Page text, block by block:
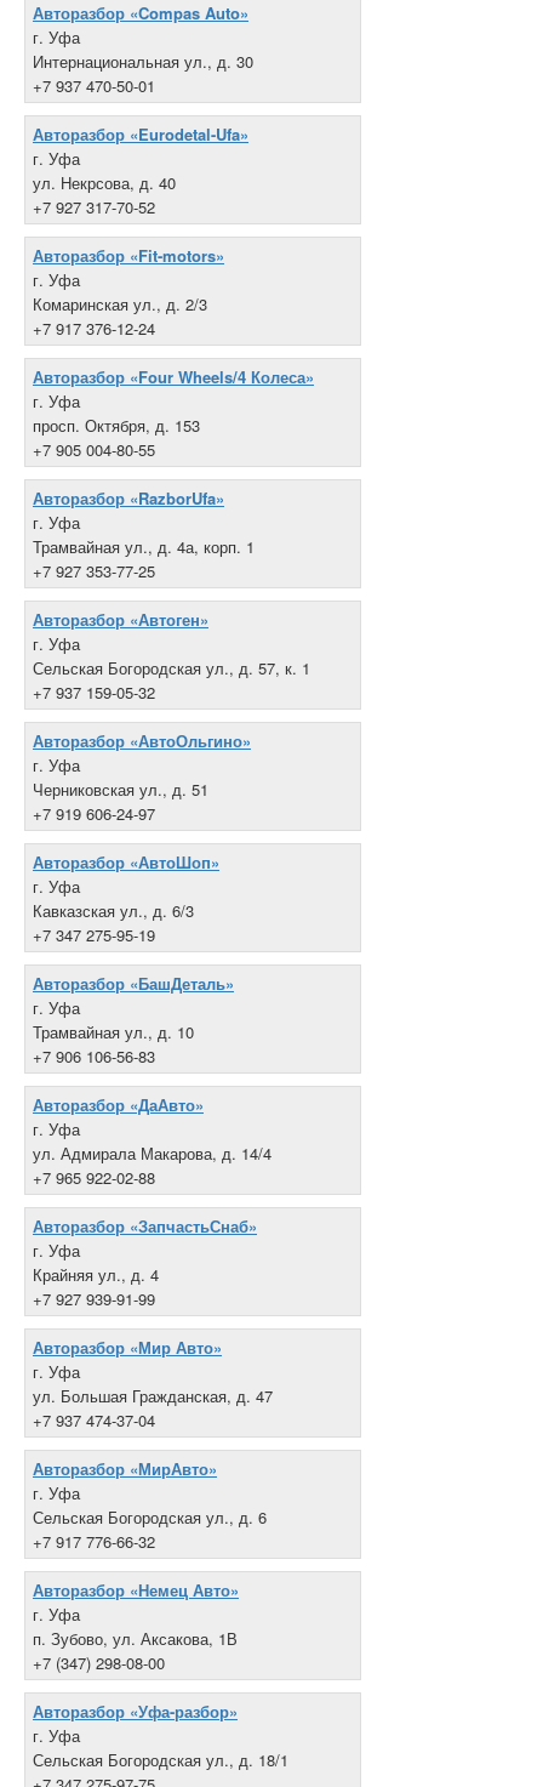
Авторазбор «Compas Auto»
г. Уфа
Интернациональная ул., д. 30
+7 937 470-50-01
Авторазбор «Eurodetal-Ufa»
г. Уфа
ул. Некрсова, д. 40
+7 927 317-70-52
Авторазбор «Fit-motors»
г. Уфа
Комаринская ул., д. 2/3
+7 917 376-12-24
Авторазбор «Four Wheels/4 Колеса»
г. Уфа
просп. Октября, д. 153
+7 905 004-80-55
Авторазбор «RazborUfa»
г. Уфа
Трамвайная ул., д. 4а, корп. 1
+7 927 353-77-25
Авторазбор «Автоген»
г. Уфа
Сельская Богородская ул., д. 57, к. 1
+7 937 159-05-32
Авторазбор «АвтоОльгино»
г. Уфа
Черниковская ул., д. 51
+7 919 606-24-97
Авторазбор «АвтоШоп»
г. Уфа
Кавказская ул., д. 6/3
+7 347 275-95-19
Авторазбор «БашДеталь»
г. Уфа
Трамвайная ул., д. 10
+7 906 106-56-83
Авторазбор «ДаАвто»
г. Уфа
ул. Адмирала Макарова, д. 14/4
+7 965 922-02-88
Авторазбор «ЗапчастьСнаб»
г. Уфа
Крайняя ул., д. 4
+7 927 939-91-99
Авторазбор «Мир Авто»
г. Уфа
ул. Большая Гражданская, д. 47
+7 937 474-37-04
Авторазбор «МирАвто»
г. Уфа
Сельская Богородская ул., д. 6
+7 917 776-66-32
Авторазбор «Немец Авто»
г. Уфа
п. Зубово, ул. Аксакова, 1В
+7 (347) 298-08-00
Авторазбор «Уфа-разбор»
г. Уфа
Сельская Богородская ул., д. 18/1